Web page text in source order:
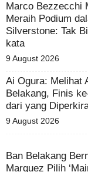
Marco Bezzecchi
Meraih Podium
Silverstone: Tak
kata
9 August 2026
Ai Ogura: Melihat
Belakang, Finis
dari yang
9 August 2026
Ban Belakang
Marquez Pilih